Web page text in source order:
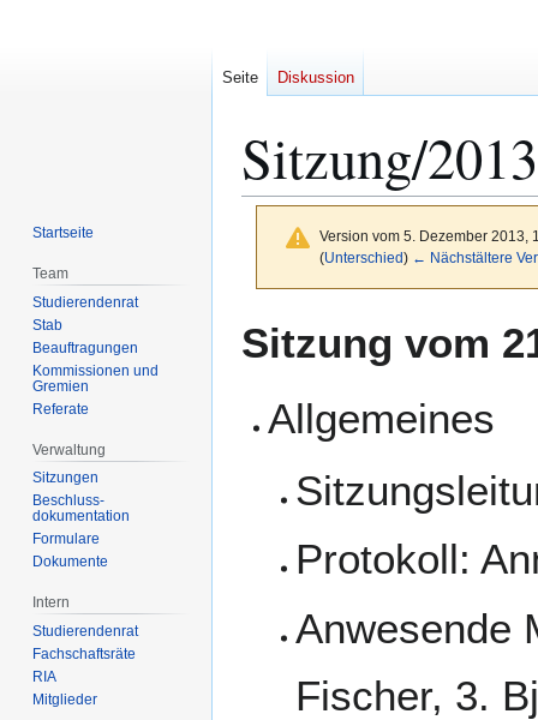
Sitzung/
Version vom 5. Dezember 2013,
(Unterschied) ← Nächstältere
Navigation
Suche
Sitzung vom
Allgemeines
Protokoll:
Anwesende
Fischer, 3.
Seite Diskussion
Startseite
Team
Studierendenrat
Stab
Beauftragungen
Kommissionen und
Gremien
Referate
Verwaltung
Sitzungen
Beschluss-
dokumentation
Formulare
Dokumente
Intern
Studierendenrat
Fachschaftsräte
RIA
Mitglieder